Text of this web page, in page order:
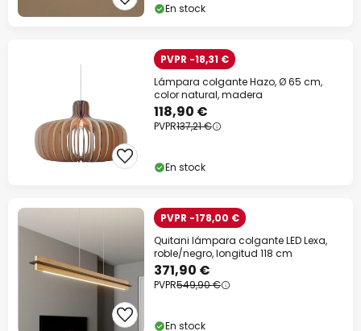
En stock
PVPR -18,31 €
Lámpara colgante Hazo, Ø 65 cm,
color natural, madera
118,90 €
PVPR137,21 €
En stock
PVPR -178,00 €
Quitani lámpara colgante LED Lexa,
roble/negro, longitud 118 cm
371,90 €
PVPR549,90 €
En stock